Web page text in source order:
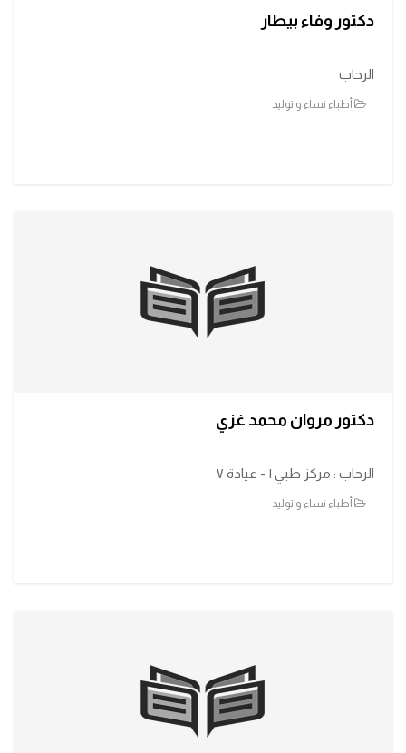
دكتور وفاء بيطار
الرحاب
أطباء نساء و توليد
دكتور مروان محمد غزي
الرحاب : مركز طبي ١ - عيادة ٧
أطباء نساء و توليد